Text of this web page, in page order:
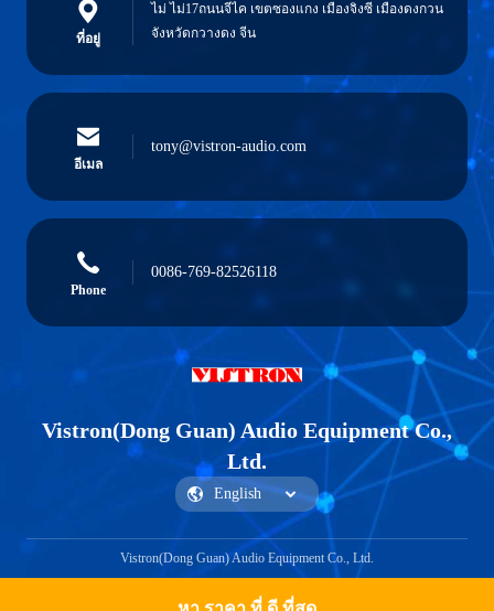
ที่อยู่
ไม่ ไม่17ถนนจีไค เขตซองแกง เมืองจิงซี เมืองดงกวน
จังหวัดกวางดง จีน
อีเมล
tony@vistron-audio.com
Phone
0086-769-82526118
Vistron(Dong Guan) Audio Equipment Co.,
Ltd.
Vistron(Dong Guan) Audio Equipment Co., Ltd.